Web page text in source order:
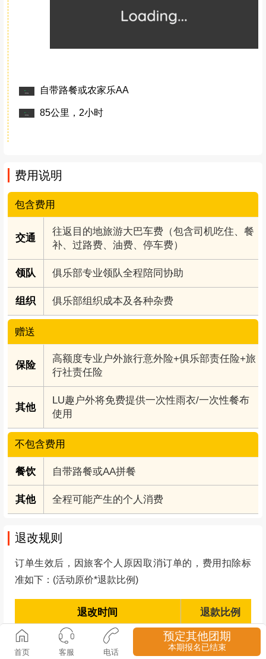
行程安排
全天
早上集合点准时出发，车上领队介绍行程，发放
小奖品，一路欢歌笑语，预计2小时车程到达下车
点，河两边飘荡的芦苇花海，跟随领队漫步在郁
郁葱葱的芦苇花海，亲密的与大自然接触，看芦
苇，拍美照，中午AA午餐，随后下午乘车去红峡
的快感。预计下午4点左右集合返程，结束愉快的
一天。
自带路餐或农家乐AA
85公里，2小时
费用说明
包含费用
首页 客服 电话
预定其他团期
本期报名已结束